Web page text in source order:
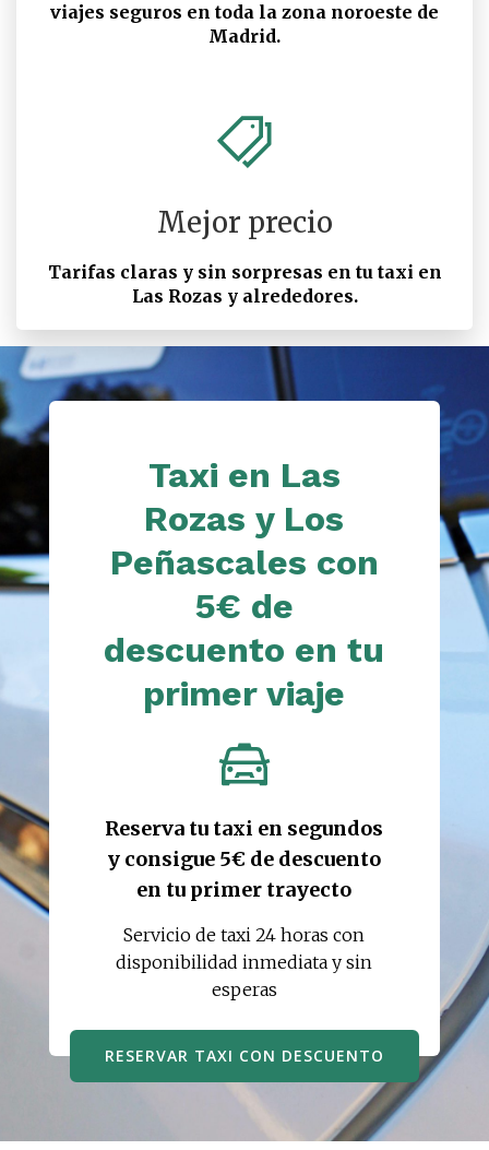
viajes seguros en toda la zona noroeste de
Madrid.
Mejor precio
Tarifas claras y sin sorpresas en tu taxi en
Las Rozas y alrededores.
Taxi en Las
Rozas y Los
Peñascales con
5€ de
descuento en tu
primer viaje
Reserva tu taxi en segundos
y consigue 5€ de descuento
en tu primer trayecto
Servicio de taxi 24 horas con
disponibilidad inmediata y sin
esperas
RESERVAR TAXI CON DESCUENTO